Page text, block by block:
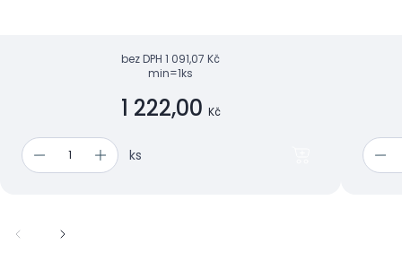
bez DPH 1 091,07 Kč
min=1ks
1 222,00 Kč
ks